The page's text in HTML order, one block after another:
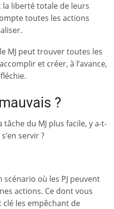
liberté totale de leurs
toutes les actions
MJ peut trouver toutes les
et créer, à l’avance,
?
du MJ plus facile, y a-t-
servir ?
où les PJ peuvent
actions. Ce dont vous
les empêchant de